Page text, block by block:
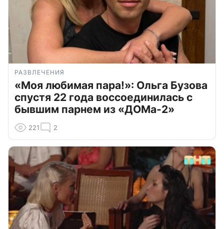
РАЗВЛЕЧЕНИЯ
«Моя любимая пара!»: Ольга Бузова
спустя 22 года воссоединилась с
бывшим парнем из «ДОМа-2»
221 2